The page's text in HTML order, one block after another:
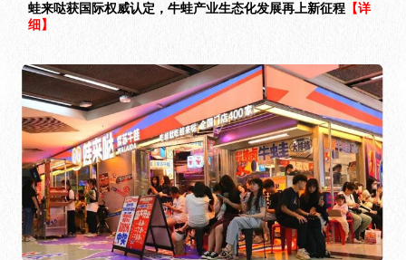
蛙来哒获国际权威认定，牛蛙产业生态化发展再上新征程 【详
细】